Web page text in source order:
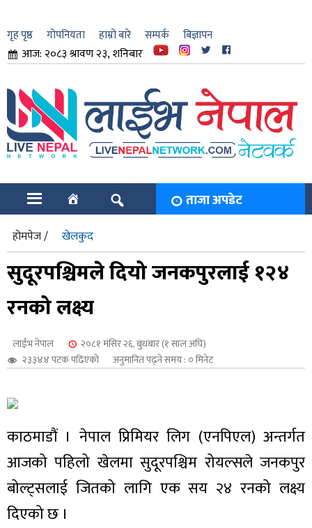
गृह पृष्ठ गोपनियता हाम्रो बारे सम्पर्क बिज्ञापन
आज: २०८३ श्रावण २३, शनिबार
ताजा अपडेट
होमपेज / खेलकुद
सुदूरपश्चिमले दियो जनकपुरलाई १२४
रनको लक्ष्य
लाईभ नेपाल
२०८१ मंसिर २६, बुधबार (१ साल अघि)
२३३४४ पटक पढिएको
अनुमानित पढ्ने समय : ० मिनेट
काठमाडौं । नेपाल प्रिमियर लिग (एनपिएल) अन्तर्गत
आजको पहिलो खेलमा सुदूरपश्चिम रोयल्सले जनकपुर
बोल्ट्सलाई जितको लागि एक सय २४ रनको लक्ष्य
दिएको छ ।